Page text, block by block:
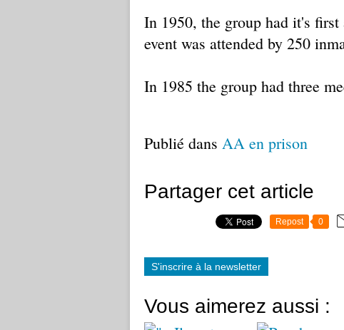
In 1950, the group had it's
event was attended by 250
In 1985 the group had three
Publié dans AA en prison
Partager cet article
Repost 0
S'inscrire à la newsletter
Vous aimerez aussi :